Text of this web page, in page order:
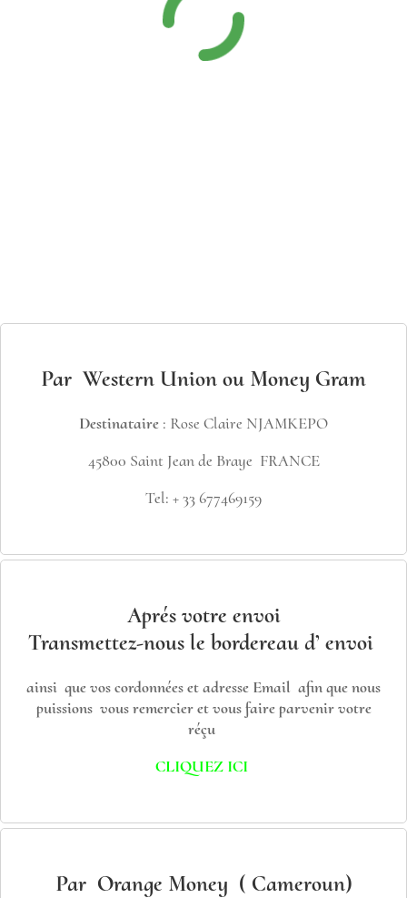
Par Western Union ou Money Gram
Destinataire : Rose Claire NJAMKEPO
45800 Saint Jean de Braye FRANCE
Tel: + 33 677469159
Aprés votre envoi
Transmettez-nous le bordereau d’ envoi
ainsi que vos cordonnées et adresse Email afin que nous
puissions vous remercier et vous faire parvenir votre
réçu
CLIQUEZ ICI
Par Orange Money ( Cameroun)